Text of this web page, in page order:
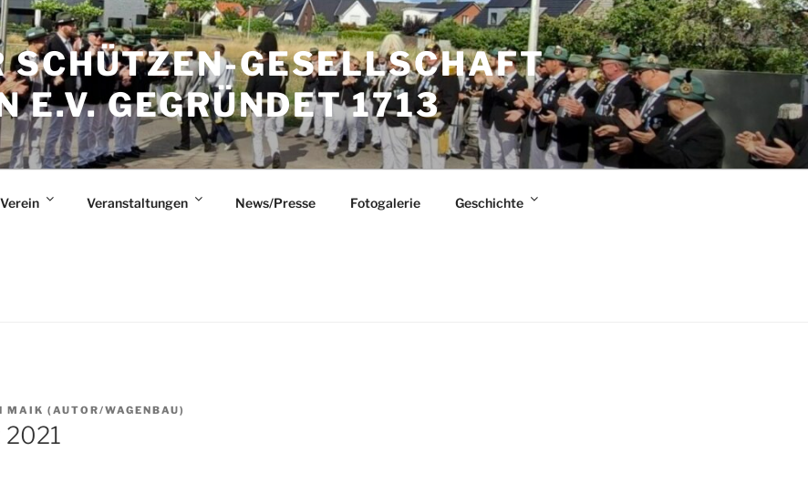
SCHÜTZEN-GESELLSCHAFT
E.V. GEGRÜNDET 1713
Veranstaltungen News/Presse Fotogalerie Geschichte
MAIK (AUTOR/WAGENBAU)